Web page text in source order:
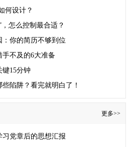
何设计？
怎么控制最合适？
：你的简历不够到位
手不及的6大准备
键15分钟
陷阱？看完就明白了！
更多>>
习党章后的思想汇报